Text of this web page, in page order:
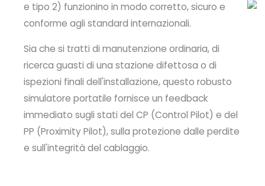
e tipo 2) funzionino in modo corretto, sicuro e
conforme agli standard internazionali.
Sia che si tratti di manutenzione ordinaria, di
ricerca guasti di una stazione difettosa o di
ispezioni finali dell'installazione, questo robusto
simulatore portatile fornisce un feedback
immediato sugli stati del CP (Control Pilot) e del
PP (Proximity Pilot), sulla protezione dalle perdite
e sull'integrità del cablaggio.